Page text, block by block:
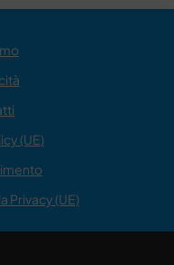
(UE)
Privacy (UE)